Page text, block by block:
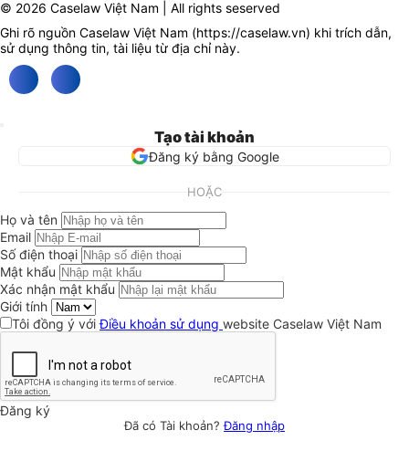
© 2026 Caselaw Việt Nam | All rights seserved
Ghi rõ nguồn Caselaw Việt Nam (https://caselaw.vn) khi trích dẫn,
sử dụng thông tin, tài liệu từ địa chỉ này.
Tạo tài khoản
Đăng ký bằng Google
HOẶC
Họ và tên
Email
Số điện thoại
Mật khẩu
Xác nhận mật khẩu
Giới tính
Tôi đồng ý vớiĐiều khoản sử dụng website Caselaw Việt Nam
Đăng ký
Đã có Tài khoản?Đăng nhập